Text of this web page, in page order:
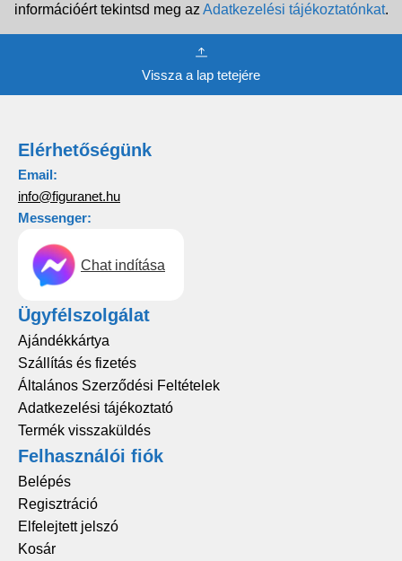
információért tekintsd meg az Adatkezelési tájékoztatónkat.
Vissza a lap tetejére
Elérhetőségünk
Email:
info@figuranet.hu
Messenger:
Chat indítása
Ügyfélszolgálat
Ajándékkártya
Szállítás és fizetés
Általános Szerződési Feltételek
Adatkezelési tájékoztató
Termék visszaküldés
Felhasználói fiók
Belépés
Regisztráció
Elfelejtett jelszó
Kosár